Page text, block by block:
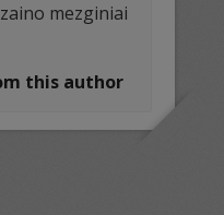
mezginiai
this author